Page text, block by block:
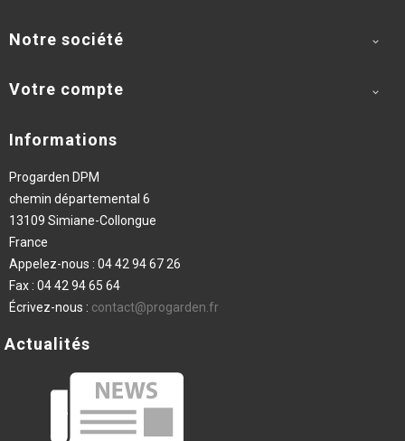
Notre société 
Votre compte 
Informations
Progarden DPM
chemin départemental 6
13109 Simiane-Collongue
France
Appelez-nous : 04 42 94 67 26
Fax : 04 42 94 65 64
Écrivez-nous : contact@progarden.fr
Actualités